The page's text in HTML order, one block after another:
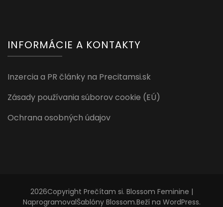
INFORMÁCIE A KONTAKTY
Inzercia a PR články na Precitamsi.sk
Zásady používania súborov cookie (EÚ)
Ochrana osobných údajov
2026Copyright Prečítam si. Blossom Feminine |
NaprogramovalŠablóny Blossom.Beží na WordPress.